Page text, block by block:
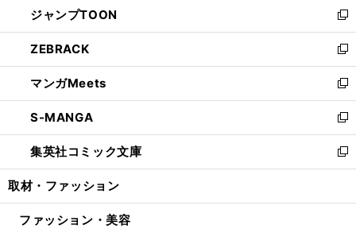
く
で
開
く
ド
ウ
で
開
く
ィ
ン
ド
ウ
で
開
く
い
ウ
ィ
ン
ド
ウ
で
開
く
ジャンプTOON
新
し
い
ウ
ィ
ン
ド
ウ
で
開
ZEBRACK
新
し
い
ウ
ィ
ン
ド
ウ
開
マンガMeets
新
し
い
ウ
ィ
ン
ウ
S-MANGA
新
し
い
ウ
ン
集英社コミック文庫
新
し
ウ
取材・ファッション
ファッション・美容